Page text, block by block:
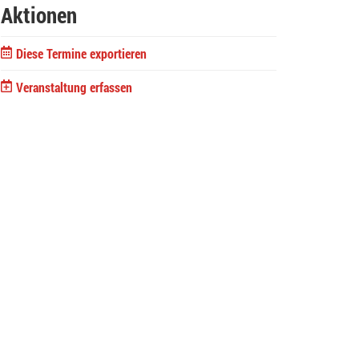
Aktionen
Diese Termine exportieren
Veranstaltung erfassen